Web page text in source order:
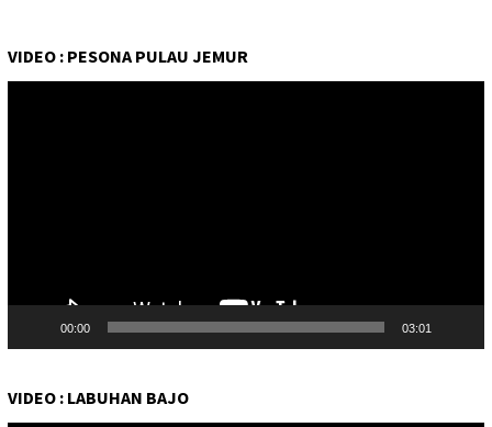
VIDEO : PESONA PULAU JEMUR
00:00 03:01
VIDEO : LABUHAN BAJO